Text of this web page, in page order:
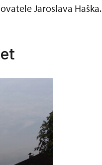
Jaroslava Haška.